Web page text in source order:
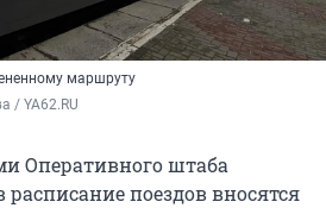
маршруту
/ YA62.RU
Оперативного штаба
поездов вносятся